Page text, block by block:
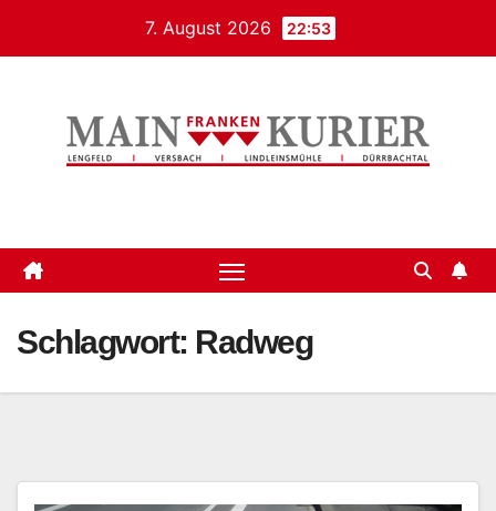
7. August 2026 22:53
Schlagwort: Radweg